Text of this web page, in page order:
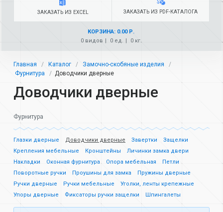
ЗАКАЗАТЬ ИЗ EXCEL ЗАКАЗАТЬ ИЗ PDF-КАТАЛОГА
КОРЗИНА: 0.00 Р.
0 видов
0 ед. 0 кг.
Главная Каталог
Замочно-скобяные изделия
Фурнитура
Доводчики дверные
Доводчики дверные
Фурнитура
Глазки дверные Доводчики дверные Завертки
Защелки
Крепления мебельные
Кронштейны
Личинки замка двери
Накладки
Оконная фурнитура Опора мебельная
Петли
Поворотные ручки
Проушины для замка
Пружины дверные
Ручки дверные
Ручки мебельные
Уголки, ленты крепежные
Упоры дверные
Фиксаторы ручки защелки Шпингалеты